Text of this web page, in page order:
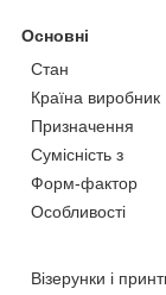
Основні
Стан
Країна виробник
Призначення
Сумісність з
Форм-фактор
Особливості
Візерунки і